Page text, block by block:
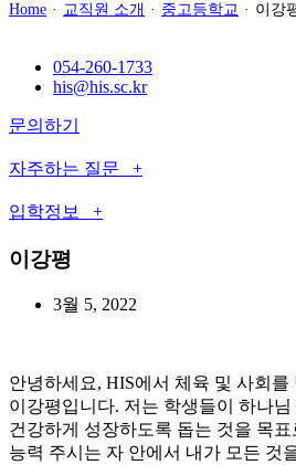
Home · 교직원 소개 · 중고등학교 · 이강
054-260-1733
his@his.sc.kr
문의하기
자주하는 질문 +
입학정보 +
이강평
3월 5, 2022
안녕하세요, HIS에서 체육 및 사회를
이강평입니다. 저는 학생들이 하나님
건강하게 성장하도록 돕는 것을 목표
능력 주시는 자 안에서 내가 모든 것